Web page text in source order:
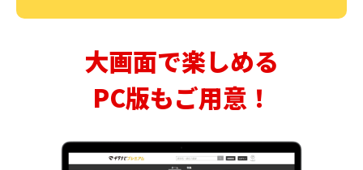
大画面で楽しめる
PC版もご用意！